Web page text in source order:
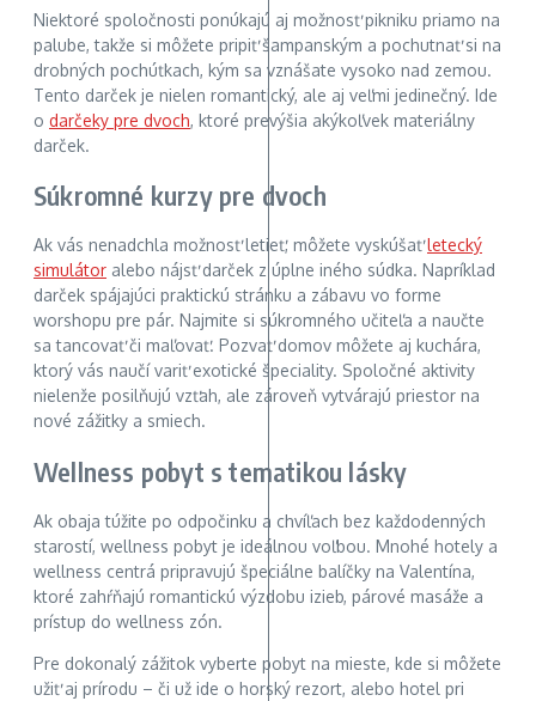
Niektoré spoločnosti ponúkajú aj možnosť pikniku priamo na
palube, takže si môžete pripiť šampanským a pochutnať si na
drobných pochúťkach, kým sa vznášate vysoko nad zemou.
Tento darček je nielen romantický, ale aj veľmi jedinečný. Ide
o darčeky pre dvoch, ktoré prevýšia akýkoľvek materiálny
darček.
Súkromné kurzy pre dvoch
Ak vás nenadchla možnosť letieť, môžete vyskúšaťletecký
simulátor alebo nájsť darček z úplne iného súdka. Napríklad
darček spájajúci praktickú stránku a zábavu vo forme
worshopu pre pár. Najmite si súkromného učiteľa a naučte
sa tancovať či maľovať. Pozvať domov môžete aj kuchára,
ktorý vás naučí variť exotické špeciality. Spoločné aktivity
nielenže posilňujú vzťah, ale zároveň vytvárajú priestor na
nové zážitky a smiech.
Wellness pobyt s tematikou lásky
Ak obaja túžite po odpočinku a chvíľach bez každodenných
starostí, wellness pobyt je ideálnou voľbou. Mnohé hotely a
wellness centrá pripravujú špeciálne balíčky na Valentína,
ktoré zahŕňajú romantickú výzdobu izieb, párové masáže a
prístup do wellness zón.
Pre dokonalý zážitok vyberte pobyt na mieste, kde si môžete
užiť aj prírodu – či už ide o horský rezort, alebo hotel pri